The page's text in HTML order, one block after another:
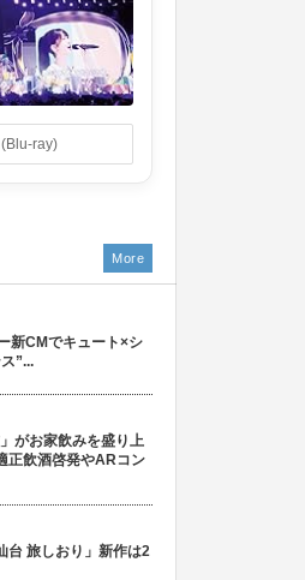
ray)
新CMでキュート×シ
”...
がお家飲みを盛り上
飲酒啓発やARコン
台 旅しおり」新作は2
More